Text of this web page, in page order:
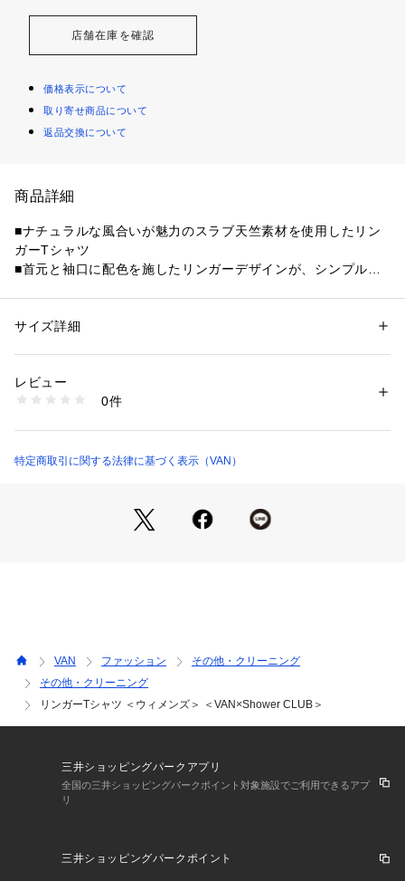
店舗在庫を確認
価格表示について
取り寄せ商品について
返品交換について
商品詳細
■ナチュラルな風合いが魅力のスラブ天竺素材を使用したリン
ガーTシャツ
■首元と袖口に配色を施したリンガーデザインが、シンプルな
■スラブ特有のムラ感が、こなれた雰囲気を演出してくれます
性別：レディース
ング
1095200000292
サイズ詳細
レビュー
0件
特定商取引に関する法律に基づく表示（VAN）
VAN ファッション
その他・クリーニング
その他・クリーニング
リンガーTシャツ ＜ウィメンズ＞ ＜VAN×Shower CLUB＞
三井ショッピングパークアプリ
全国の三井ショッピングパークポイント対象施設でご利用できるアプ
リ
三井ショッピングパークポイント